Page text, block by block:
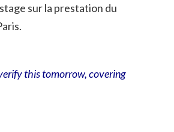
sur la prestation du
this tomorrow, covering